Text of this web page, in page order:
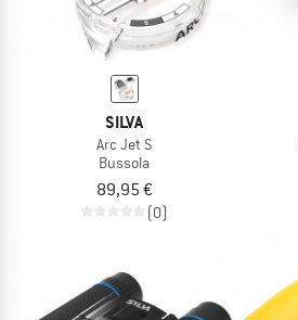
SILVA
Arc Jet S
Bussola
89,95 €
(0)